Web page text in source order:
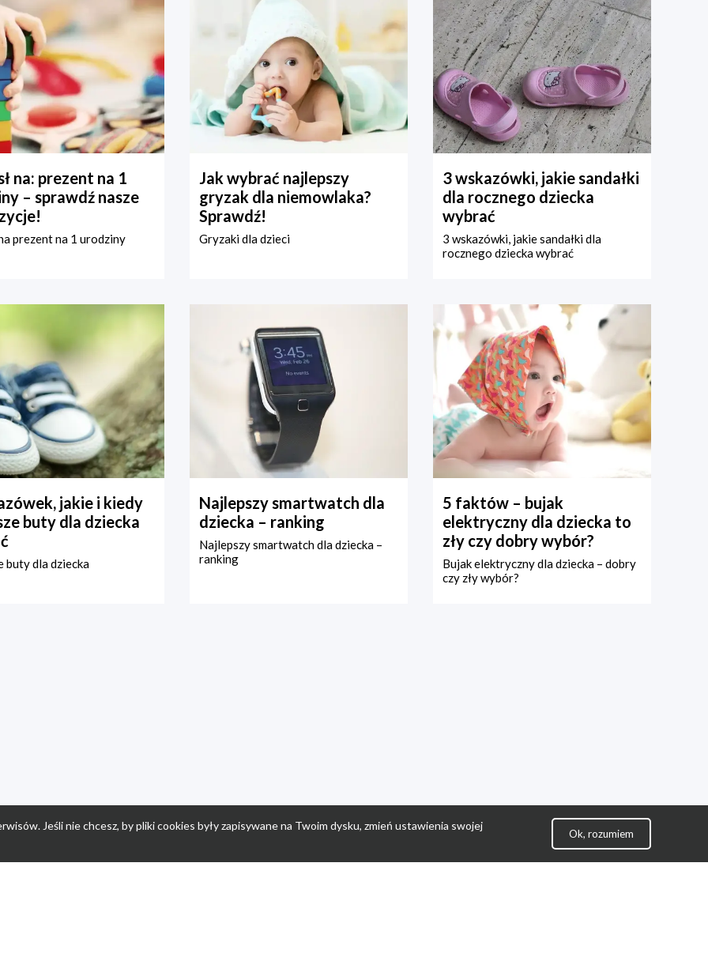
na: prezent na 1
– sprawdź nasze
prezent na 1 urodziny
Jak wybrać najlepszy
gryzak dla niemowlaka?
Sprawdź!
Gryzaki dla dzieci
3 wskazówki, jakie sandałki
dla rocznego dziecka
wybrać
3 wskazówki, jakie sandałki dla
rocznego dziecka wybrać
jakie i kiedy
buty dla dziecka
buty dla dziecka
Najlepszy smartwatch dla
dziecka – ranking
Najlepszy smartwatch dla dziecka –
ranking
5 faktów – bujak
elektryczny dla dziecka to
zły czy dobry wybór?
Bujak elektryczny dla dziecka – dobry
czy zły wybór?
Jeśli nie chcesz, by pliki cookies były zapisywane na Twoim dysku, zmień ustawienia swojej
Ok, rozumiem